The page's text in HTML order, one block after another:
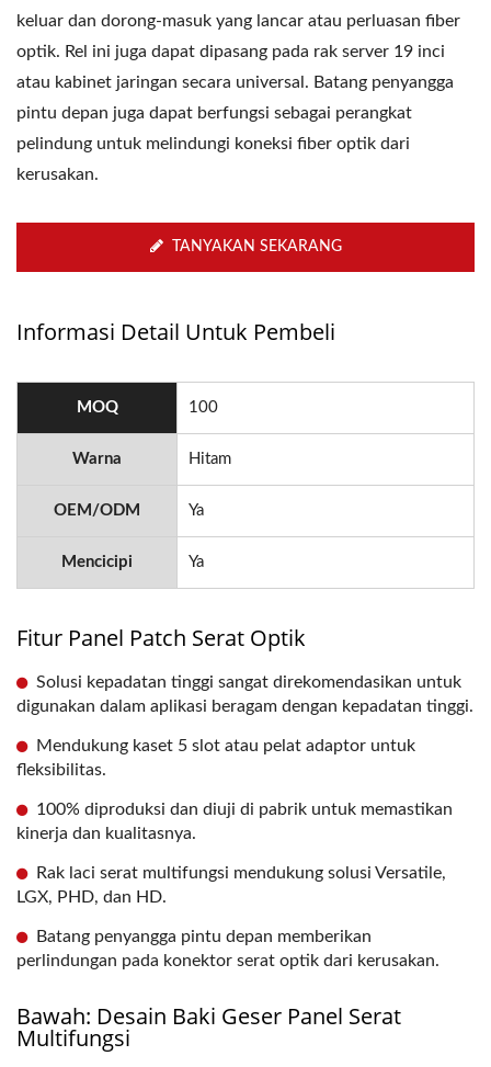
keluar dan dorong-masuk yang lancar atau perluasan fiber
optik. Rel ini juga dapat dipasang pada rak server 19 inci
atau kabinet jaringan secara universal. Batang penyangga
pintu depan juga dapat berfungsi sebagai perangkat
pelindung untuk melindungi koneksi fiber optik dari
kerusakan.
TANYAKAN SEKARANG
Informasi Detail Untuk Pembeli
MOQ 100
Warna Hitam
OEM/ODM Ya
Mencicipi Ya
Fitur Panel Patch Serat Optik
Solusi kepadatan tinggi sangat direkomendasikan untuk
digunakan dalam aplikasi beragam dengan kepadatan tinggi.
Mendukung kaset 5 slot atau pelat adaptor untuk
fleksibilitas.
100% diproduksi dan diuji di pabrik untuk memastikan
kinerja dan kualitasnya.
Rak laci serat multifungsi mendukung solusi Versatile,
LGX, PHD, dan HD.
Batang penyangga pintu depan memberikan
perlindungan pada konektor serat optik dari kerusakan.
Bawah: Desain Baki Geser Panel Serat
Multifungsi